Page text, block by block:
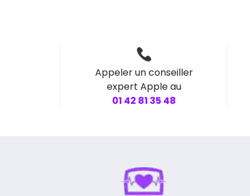
Appeler un conseiller
expert Apple au
01 42 81 35 48